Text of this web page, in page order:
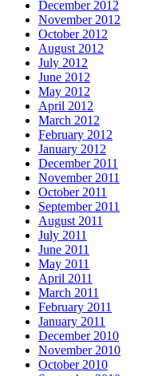
December 2012
November 2012
October 2012
August 2012
July 2012
June 2012
May 2012
April 2012
March 2012
February 2012
January 2012
December 2011
November 2011
October 2011
September 2011
August 2011
July 2011
June 2011
May 2011
April 2011
March 2011
February 2011
January 2011
December 2010
November 2010
October 2010